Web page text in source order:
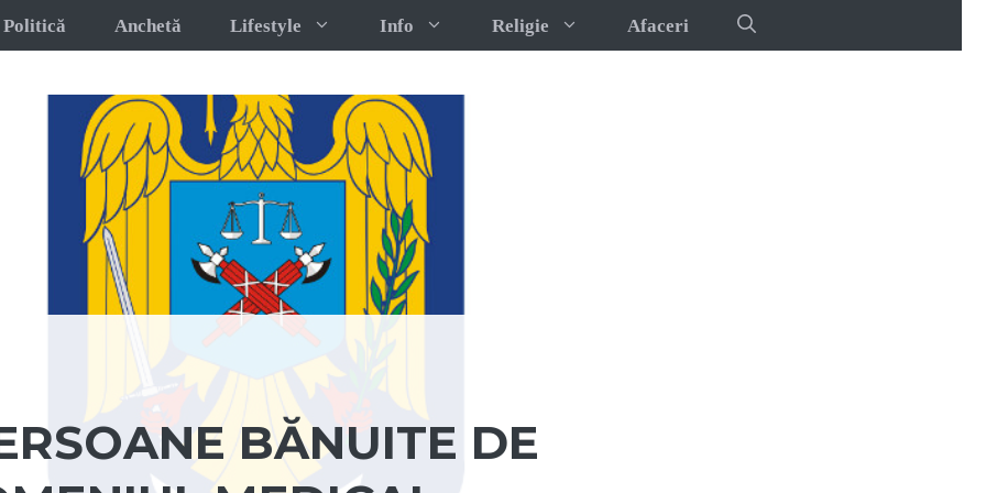
Politică Anchetă Lifestyle Info Religie Afaceri
BĂNUITE DE